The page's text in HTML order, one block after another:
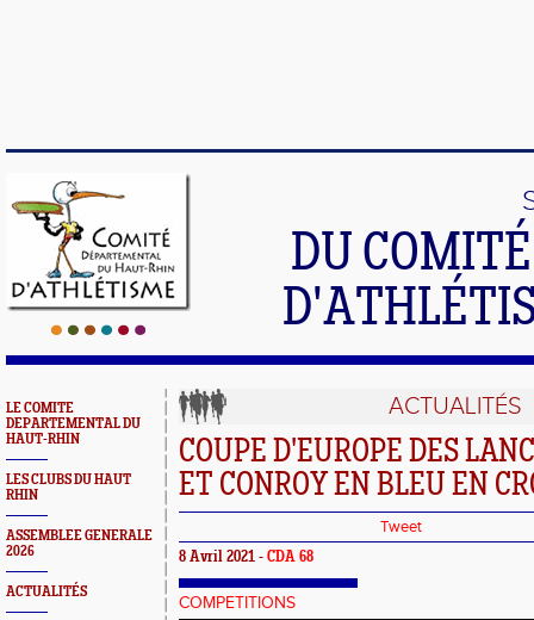
DU
LE COMITE
DEPARTEMENTAL DU
HAUT-RHIN
LES CLUBS DU HAUT
RHIN
ASSEMBLEE GENERALE
2026
ACTUALITÉS
ACTUALITÉS
COUPE D'EUROPE DES
ET CONROY EN BLEU EN
Tweet
8 Avril 2021 - CDA 68
COMPETITIONS